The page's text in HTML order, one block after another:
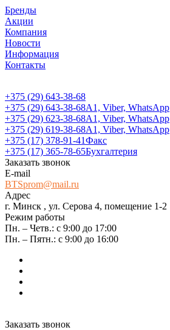
Бренды
Акции
Компания
Новости
Информация
Контакты
+375 (29) 643-38-68
+375 (29) 643-38-68А1, Viber, WhatsApp
+375 (29) 623-38-68А1, Viber, WhatsApp
+375 (29) 619-38-68А1, Viber, WhatsApp
+375 (17) 378-91-41Факс
+375 (17) 365-78-65Бухгалтерия
Заказать звонок
E-mail
BTSprom@mail.ru
Адрес
г. Минск , ул. Серова 4, помещение 1-2
Режим работы
Пн. – Четв.: с 9:00 до 17:00
Пн. – Пятн.: с 9:00 до 16:00
Заказать звонок